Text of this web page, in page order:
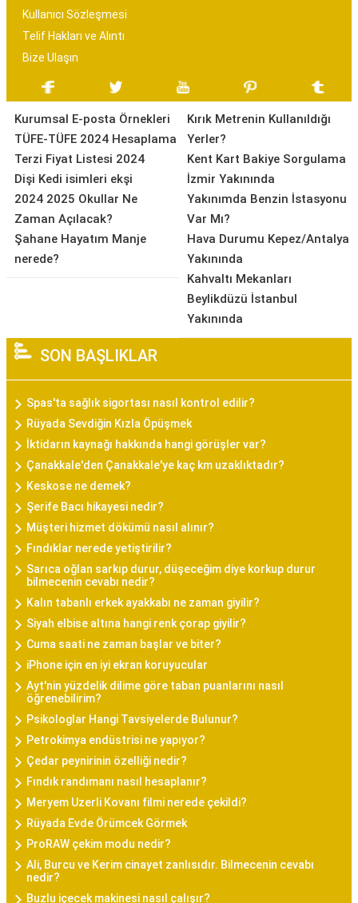
Kullanıcı Sözleşmesi
Telif Hakları ve Alıntı
Bize Ulaşın
Kurumsal E-posta Örnekleri
TÜFE-TÜFE 2024 Hesaplama
Terzi Fiyat Listesi 2024
Dişi Kedi isimleri ekşi
2024 2025 Okullar Ne
Zaman Açılacak?
Şahane Hayatım Manje
nerede?
Kırık Metrenin Kullanıldığı
Yerler?
Kent Kart Bakiye Sorgulama
İzmir Yakınında
Yakınımda Benzin İstasyonu
Var Mı?
Hava Durumu Kepez/Antalya
Yakınında
Kahvaltı Mekanları
Beylikdüzü İstanbul
Yakınında
SON BAŞLIKLAR
Spas'ta sağlık sigortası nasıl kontrol edilir?
Rüyada Sevdiğin Kızla Öpüşmek
İktidarın kaynağı hakkında hangi görüşler var?
Çanakkale'den Çanakkale'ye kaç km uzaklıktadır?
Keskose ne demek?
Şerife Bacı hikayesi nedir?
Müşteri hizmet dökümü nasıl alınır?
Fındıklar nerede yetiştirilir?
Sarıca oğlan sarkıp durur, düşeceğim diye korkup durur
bilmecenin cevabı nedir?
Kalın tabanlı erkek ayakkabı ne zaman giyilir?
Siyah elbise altına hangi renk çorap giyilir?
Cuma saati ne zaman başlar ve biter?
iPhone için en iyi ekran koruyucular
Ayt'nin yüzdelik dilime göre taban puanlarını nasıl
öğrenebilirim?
Psikologlar Hangi Tavsiyelerde Bulunur?
Petrokimya endüstrisi ne yapıyor?
Çedar peynirinin özelliği nedir?
Fındık randımanı nasıl hesaplanır?
Meryem Uzerli Kovanı filmi nerede çekildi?
Rüyada Evde Örümcek Görmek
ProRAW çekim modu nedir?
Ali, Burcu ve Kerim cinayet zanlısıdır. Bilmecenin cevabı
nedir?
Buzlu içecek makinesi nasıl çalışır?